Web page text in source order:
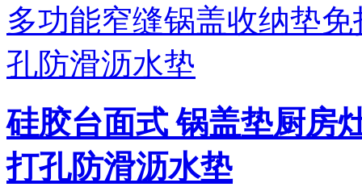
硅胶台面式 锅盖垫厨房
打孔防滑沥水垫